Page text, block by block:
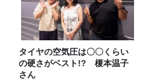
タイヤの空気圧は〇〇くらい
の硬さがベスト!? 榎本温子
さん